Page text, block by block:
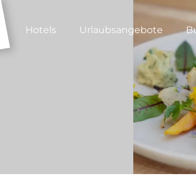
Hotels Urlaubsangebote